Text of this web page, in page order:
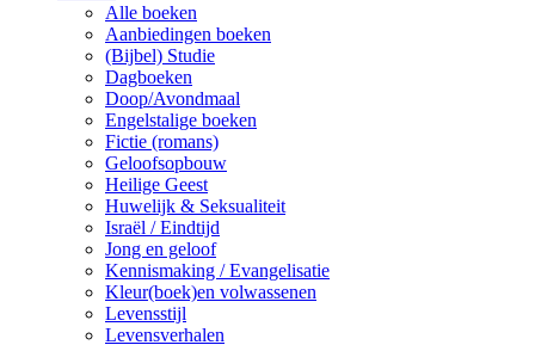
Alle boeken
Aanbiedingen boeken
(Bijbel) Studie
Dagboeken
Doop/Avondmaal
Engelstalige boeken
Fictie (romans)
Geloofsopbouw
Heilige Geest
Huwelijk & Seksualiteit
Israël / Eindtijd
Jong en geloof
Kennismaking / Evangelisatie
Kleur(boek)en volwassenen
Levensstijl
Levensverhalen